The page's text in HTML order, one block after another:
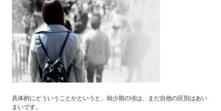
具体的にどういうことかというと、幼少期の頃は、まだ自他の区別はあい
まいです。